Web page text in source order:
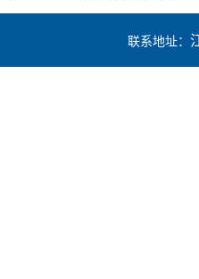
联系地址：